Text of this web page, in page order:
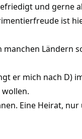
und gerne
ist
Ländern
er mich nach D)
Eine Heirat, nur